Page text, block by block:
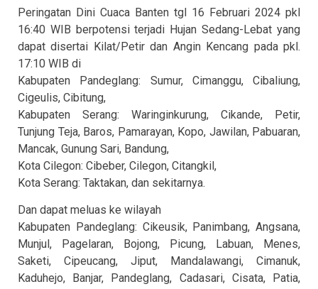
Peringatan Dini Cuaca Banten tgl 16 Februari 2024 pkl
16:40 WIB berpotensi terjadi Hujan Sedang-Lebat yang
dapat disertai Kilat/Petir dan Angin Kencang pada pkl.
17:10 WIB di
Kabupaten Pandeglang: Sumur, Cimanggu, Cibaliung,
Cigeulis, Cibitung,
Kabupaten Serang: Waringinkurung, Cikande, Petir,
Tunjung Teja, Baros, Pamarayan, Kopo, Jawilan, Pabuaran,
Mancak, Gunung Sari, Bandung,
Kota Cilegon: Cibeber, Cilegon, Citangkil,
Kota Serang: Taktakan, dan sekitarnya.
Dan dapat meluas ke wilayah
Kabupaten Pandeglang: Cikeusik, Panimbang, Angsana,
Munjul, Pagelaran, Bojong, Picung, Labuan, Menes,
Saketi, Cipeucang, Jiput, Mandalawangi, Cimanuk,
Kaduhejo, Banjar, Pandeglang, Cadasari, Cisata, Patia,